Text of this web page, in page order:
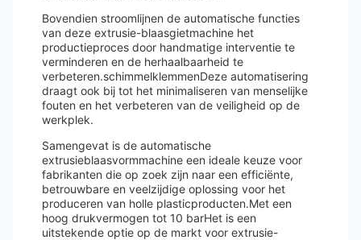
Bovendien stroomlijnen de automatische functies
van deze extrusie-blaasgietmachine het
productieproces door handmatige interventie te
verminderen en de herhaalbaarheid te
verbeteren.schimmelklemmenDeze automatisering
draagt ook bij tot het minimaliseren van menselijke
fouten en het verbeteren van de veiligheid op de
werkplek.
Samengevat is de automatische
extrusieblaasvormmachine een ideale keuze voor
fabrikanten die op zoek zijn naar een efficiënte,
betrouwbare en veelzijdige oplossing voor het
produceren van holle plasticproducten.Met een
hoog drukvermogen tot 10 barHet is een
uitstekende optie op de markt voor extrusie-